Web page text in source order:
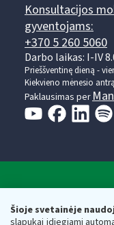
Šioje svetainėje
slapukai įdiegiami
Konsultacijos
gyventojams:
+370 5 260 5060
Darbo laikas: I-IV
Prieššventinę dieną -
Kiekvieno mėnesio
Paklausimas per
Respublikos